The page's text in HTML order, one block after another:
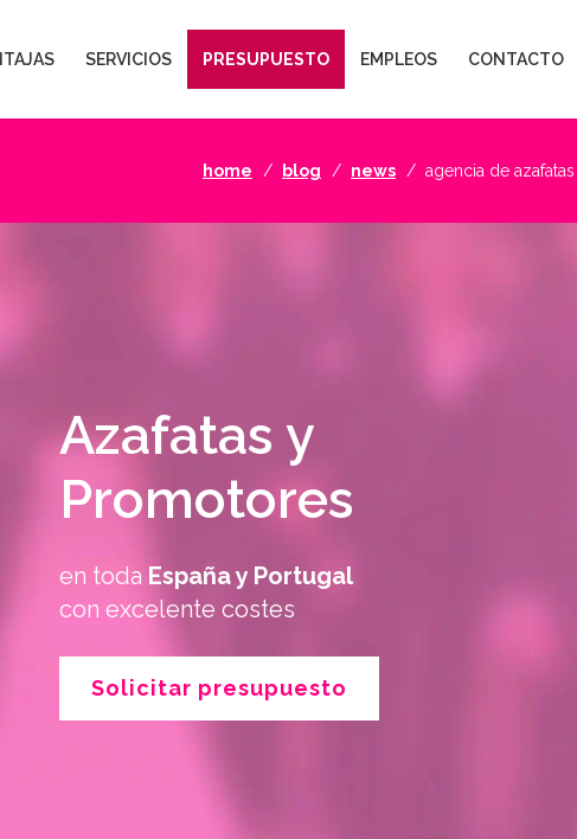
SERVICIOS PRESUPUESTO EMPLEOS CONTACTO
home blog news agencia de
Azafatas y
Promotores
en toda España y Portugal
con excelente costes
Solicitar presupuesto